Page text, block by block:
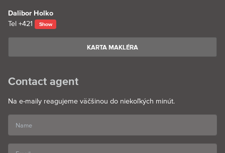
Dalibor Holko
Tel +421 Show
KARTA MAKLÉRA
Contact agent
Na e-maily reagujeme väčšinou do niekoľkých minút.